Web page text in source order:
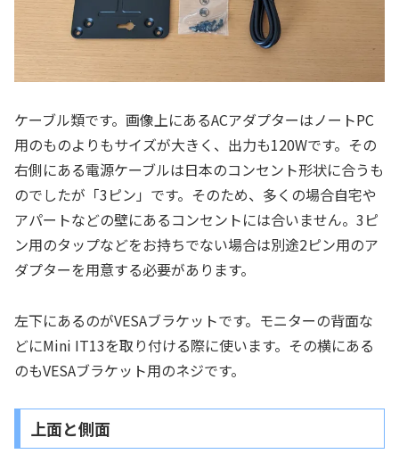
ケーブル類です。画像上にあるACアダプターはノートPC
用のものよりもサイズが大きく、出力も120Wです。その
右側にある電源ケーブルは日本のコンセント形状に合うも
のでしたが「3ピン」です。そのため、多くの場合自宅や
アパートなどの壁にあるコンセントには合いません。3ピ
ン用のタップなどをお持ちでない場合は別途2ピン用のア
ダプターを用意する必要があります。
左下にあるのがVESAブラケットです。モニターの背面な
どにMini IT13を取り付ける際に使います。その横にある
のもVESAブラケット用のネジです。
上面と側面